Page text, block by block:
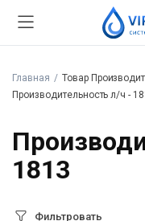
Главная
Товар
Производительность л/ч -
1813
Фильтровать